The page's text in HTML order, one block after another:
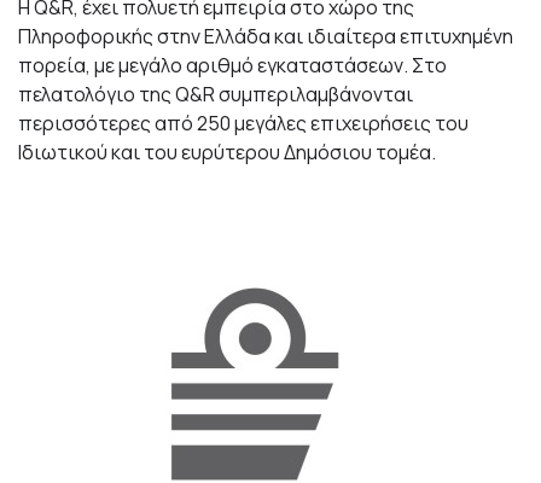
Η Q&R, έχει πολυετή εμπειρία στο χώρο της
Πληροφορικής στην Ελλάδα και ιδιαίτερα επιτυχημένη
πορεία, με μεγάλο αριθμό εγκαταστάσεων. Στο
πελατολόγιο της Q&R συμπεριλαμβάνονται
περισσότερες από 250 μεγάλες επιχειρήσεις του
Ιδιωτικού και του ευρύτερου Δημόσιου τομέα.